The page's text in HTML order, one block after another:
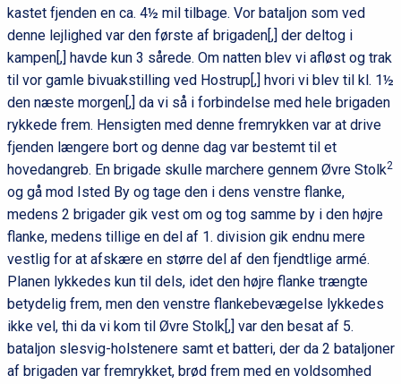
kastet fjenden en ca. 4½ mil tilbage. Vor bataljon som ved
denne lejlighed var den første af brigaden[,] der deltog i
kampen[,] havde kun 3 sårede. Om natten blev vi afløst og trak
til vor gamle bivuakstilling ved Hostrup[,] hvori vi blev til kl. 1½
den næste morgen[,] da vi så i forbindelse med hele brigaden
rykkede frem. Hensigten med denne fremrykken var at drive
fjenden længere bort og denne dag var bestemt til et
hovedangreb. En brigade skulle marchere gennem Øvre Stolk2
og gå mod Isted By og tage den i dens venstre flanke,
medens 2 brigader gik vest om og tog samme by i den højre
flanke, medens tillige en del af 1. division gik endnu mere
vestlig for at afskære en større del af den fjendtlige armé.
Planen lykkedes kun til dels, idet den højre flanke trængte
betydelig frem, men den venstre flankebevægelse lykkedes
ikke vel, thi da vi kom til Øvre Stolk[,] var den besat af 5.
bataljon slesvig-holstenere samt et batteri, der da 2 bataljoner
af brigaden var fremrykket, brød frem med en voldsomhed